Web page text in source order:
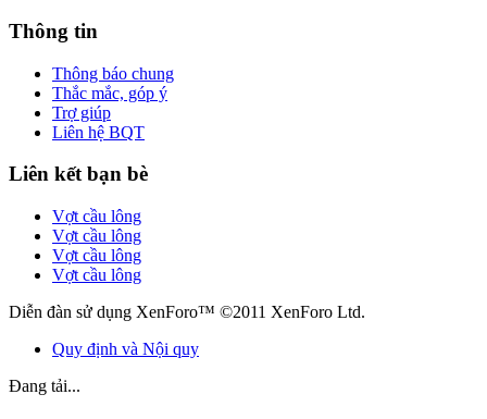
Thông tin
Thông báo chung
Thắc mắc, góp ý
Trợ giúp
Liên hệ BQT
Liên kết bạn bè
Vợt cầu lông
Vợt cầu lông
Vợt cầu lông
Vợt cầu lông
Diễn đàn sử dụng XenForo™ ©2011 XenForo Ltd.
Quy định và Nội quy
Đang tải...